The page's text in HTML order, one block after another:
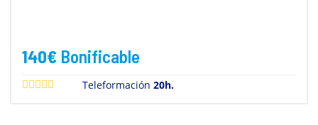
140€ Bonificable
Teleformación20h.